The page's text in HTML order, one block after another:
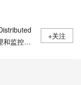
和监控的
、
+关注